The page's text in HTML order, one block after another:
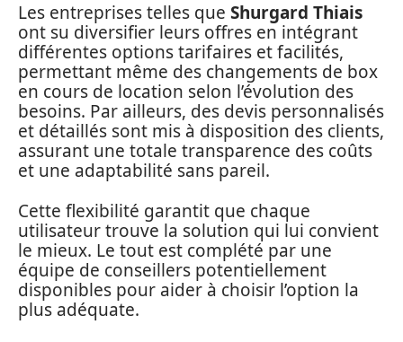
Les entreprises telles que Shurgard Thiais
ont su diversifier leurs offres en intégrant
différentes options tarifaires et facilités,
permettant même des changements de box
en cours de location selon l’évolution des
besoins. Par ailleurs, des devis personnalisés
et détaillés sont mis à disposition des clients,
assurant une totale transparence des coûts
et une adaptabilité sans pareil.
Cette flexibilité garantit que chaque
utilisateur trouve la solution qui lui convient
le mieux. Le tout est complété par une
équipe de conseillers potentiellement
disponibles pour aider à choisir l’option la
plus adéquate.